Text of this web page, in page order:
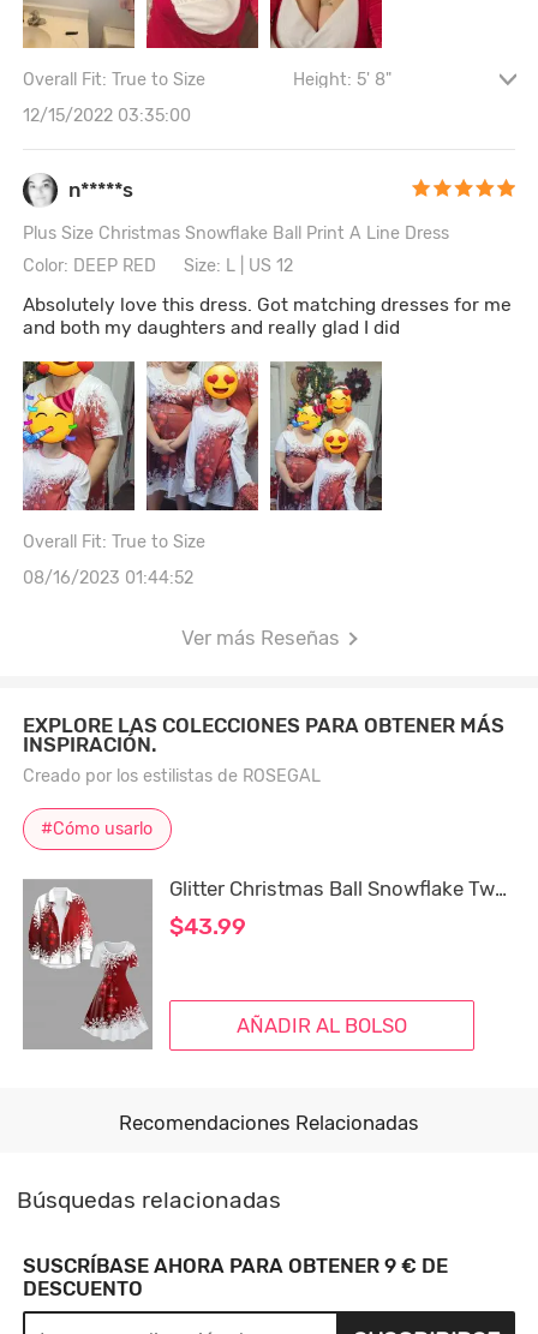
Overall Fit: True to Size
Height: 5' 8"
Cintura: 98CM \ 38.6"
12/15/2022 03:35:00
n*****s
Plus Size Christmas Snowflake Ball Print A Line Dress
Color: DEEP RED
Size: L | US 12
Absolutely love this dress. Got matching dresses for me
and both my daughters and really glad I did
Overall Fit: True to Size
08/16/2023 01:44:52
Ver más Reseñas
EXPLORE LAS COLECCIONES PARA OBTENER MÁS
INSPIRACIÓN.
Creado por los estilistas de ROSEGAL
#Cómo usarlo
Glitter Christmas Ball Snowflake Two Tone Print Plus Size Matching Set For Couples
$43.99
AÑADIR AL BOLSO
Recomendaciones Relacionadas
Búsquedas relacionadas
SUSCRÍBASE AHORA PARA OBTENER 9 € DE
DESCUENTO